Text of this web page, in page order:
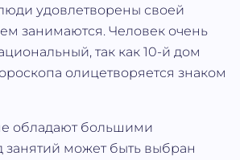
удовлетворены своей
занимаются. Человек очень
так как 10-й дом
олицетворяется знаком
обладают большими
может быть выбран